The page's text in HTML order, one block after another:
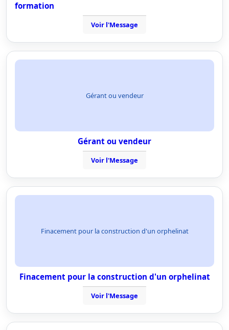
formation
Voir l'Message
Gérant ou vendeur
Gérant ou vendeur
Voir l'Message
Finacement pour la construction d'un orphelinat
Finacement pour la construction d'un orphelinat
Voir l'Message